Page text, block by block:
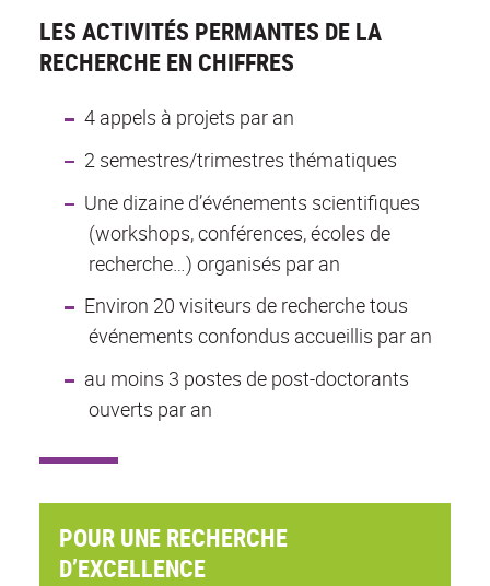
LES ACTIVITÉS PERMANTES DE LA
RECHERCHE EN CHIFFRES
4 appels à projets par an
2 semestres/trimestres thématiques
Une dizaine d’événements scientifiques
(workshops, conférences, écoles de
recherche…) organisés par an
Environ 20 visiteurs de recherche tous
événements confondus accueillis par an
au moins 3 postes de post-doctorants
ouverts par an
POUR UNE RECHERCHE
D’EXCELLENCE